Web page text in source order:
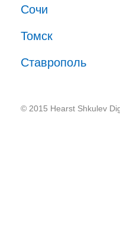
Сочи
Томск
Ставрополь
© 2015 Hearst Shkulev